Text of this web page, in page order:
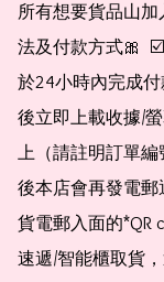
所有想要貨品山加
法及付款方式🎀
於24小時內完成付
後立即上載收據/
上（請註明訂單
後本店會再發電
貨電郵入面的*QR
速遞/智能櫃取貨